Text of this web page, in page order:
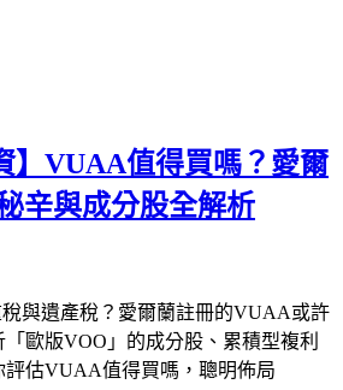
】VUAA值得買嗎？愛爾
辛與成分股全解析
與遺產稅？愛爾蘭註冊的VUAA或許
歐版VOO」的成分股、累積型複利
評估VUAA值得買嗎，聰明佈局